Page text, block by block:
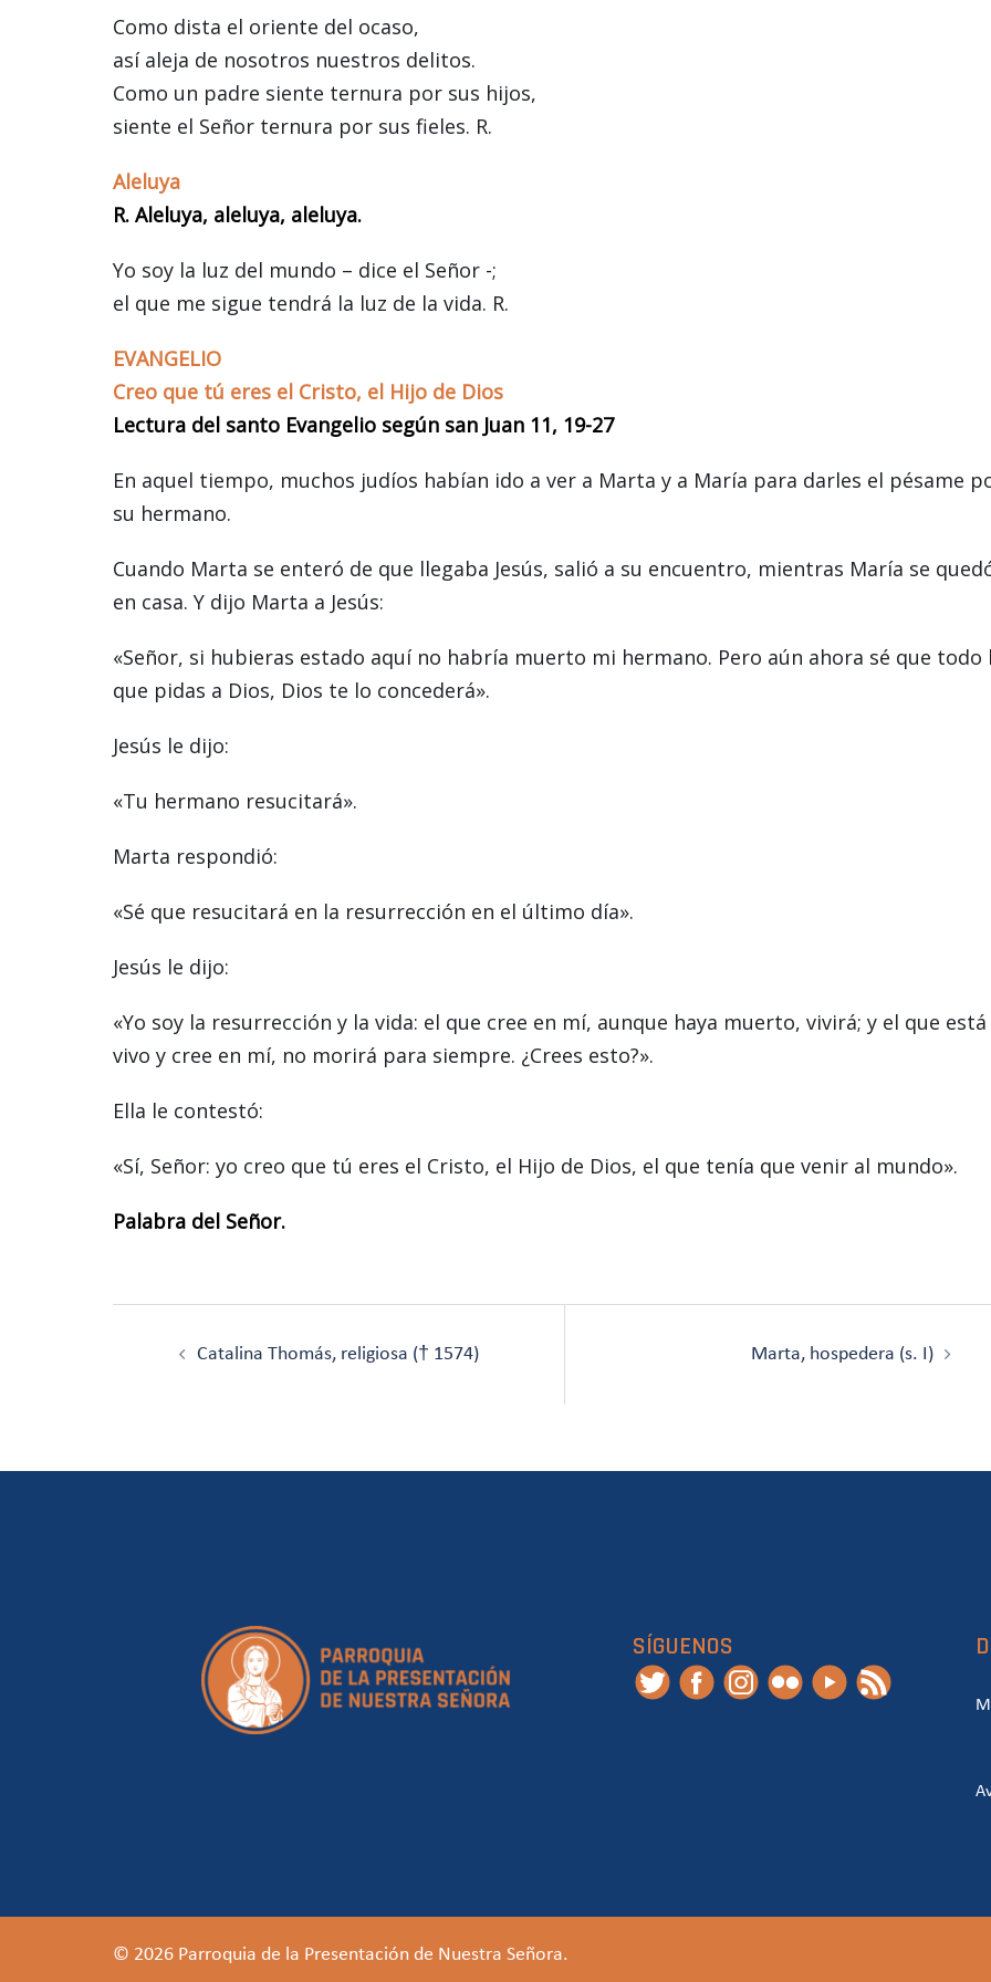
Como dista el oriente del ocaso,
así aleja de nosotros nuestros delitos.
Como un padre siente ternura por sus hijos,
siente el Señor ternura por sus fieles. R.
Aleluya
R. Aleluya, aleluya, aleluya.
Yo soy la luz del mundo – dice el Señor -;
el que me sigue tendrá la luz de la vida. R.
EVANGELIO
Creo que tú eres el Cristo, el Hijo de Dios
Lectura del santo Evangelio según san Juan 11, 19-27
En aquel tiempo, muchos judíos habían ido a ver a Marta y a María para darles el pésame
su hermano.
Cuando Marta se enteró de que llegaba Jesús, salió a su encuentro, mientras María se
en casa. Y dijo Marta a Jesús:
«Señor, si hubieras estado aquí no habría muerto mi hermano. Pero aún ahora sé que todo
que pidas a Dios, Dios te lo concederá».
Jesús le dijo:
«Tu hermano resucitará».
Marta respondió:
«Sé que resucitará en la resurrección en el último día».
Jesús le dijo:
«Yo soy la resurrección y la vida: el que cree en mí, aunque haya muerto, vivirá; y el que está
vivo y cree en mí, no morirá para siempre. ¿Crees esto?».
Ella le contestó:
«Sí, Señor: yo creo que tú eres el Cristo, el Hijo de Dios, el que tenía que venir al mundo».
Palabra del Señor.
Catalina Thomás, religiosa († 1574) Marta, hospedera (s. I)
SÍGUENOS
© 2026 Parroquia de la Presentación de Nuestra Señora.